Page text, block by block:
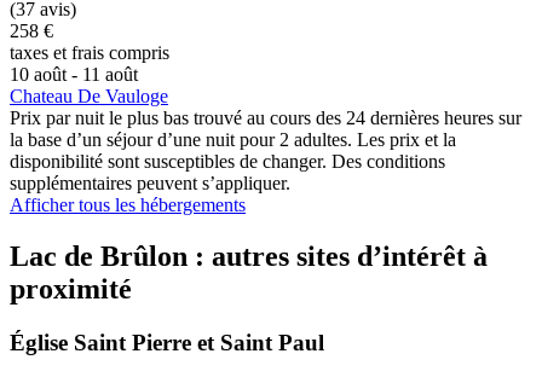
(37 avis)
258 €
taxes et frais compris
10 août - 11 août
Chateau De Vauloge
Prix par nuit le plus bas trouvé au cours des 24 dernières heures sur
la base d’un séjour d’une nuit pour 2 adultes. Les prix et la
disponibilité sont susceptibles de changer. Des conditions
supplémentaires peuvent s’appliquer.
Afficher tous les hébergements
Lac de Brûlon : autres sites d’intérêt à
proximité
Église Saint Pierre et Saint Paul